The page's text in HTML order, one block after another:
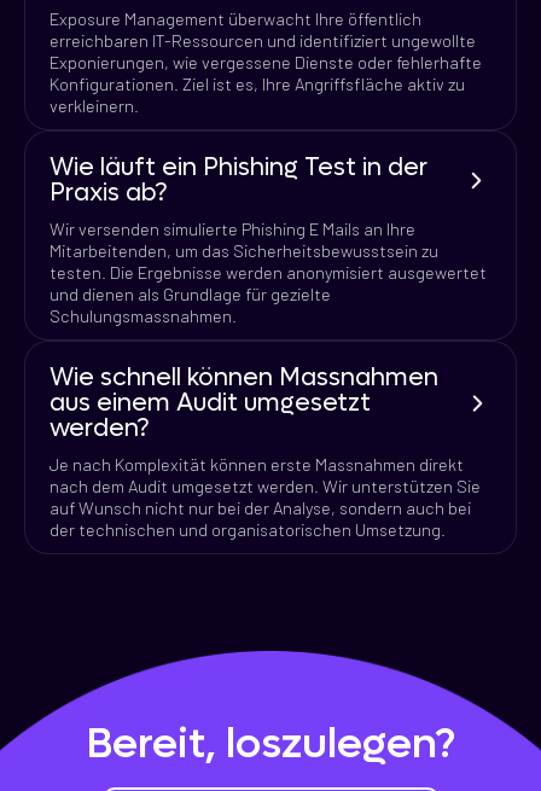
Exposure Management überwacht Ihre öffentlich
erreichbaren IT-Ressourcen und identifiziert ungewollte
Exponierungen, wie vergessene Dienste oder fehlerhafte
Konfigurationen. Ziel ist es, Ihre Angriffsfläche aktiv zu
verkleinern.
Wie läuft ein Phishing Test in der
Praxis ab?
Wir versenden simulierte Phishing E Mails an Ihre
Mitarbeitenden, um das Sicherheitsbewusstsein zu
testen. Die Ergebnisse werden anonymisiert ausgewertet
und dienen als Grundlage für gezielte
Schulungsmassnahmen.
Wie schnell können Massnahmen
aus einem Audit umgesetzt
werden?
Je nach Komplexität können erste Massnahmen direkt
nach dem Audit umgesetzt werden. Wir unterstützen Sie
auf Wunsch nicht nur bei der Analyse, sondern auch bei
der technischen und organisatorischen Umsetzung.
Bereit, loszulegen?